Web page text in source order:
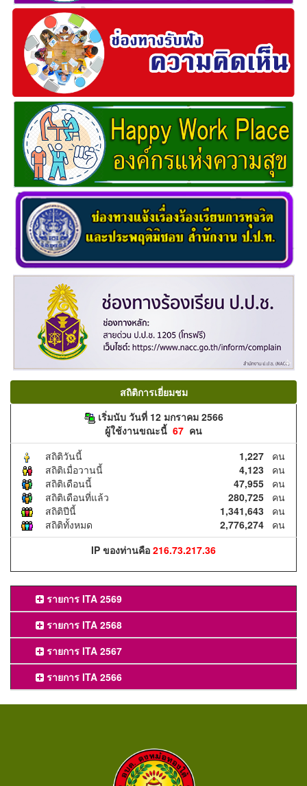
สถิติการเยี่ยมชม
เริ่มนับ วันที่ 12 มกราคม 2566
ผู้ใช้งานขณะนี้ 67 คน
สถิติวันนี้
1,227 คน
สถิติเมื่อวานนี้
4,123 คน
สถิติเดือนนี้
47,955 คน
สถิติเดือนที่แล้ว
280,725 คน
สถิติปีนี้
1,341,643 คน
สถิติทั้งหมด
2,776,274 คน
IP ของท่านคือ 216.73.217.36
รายการ ITA 2569
รายการ ITA 2568
รายการ ITA 2567
รายการ ITA 2566